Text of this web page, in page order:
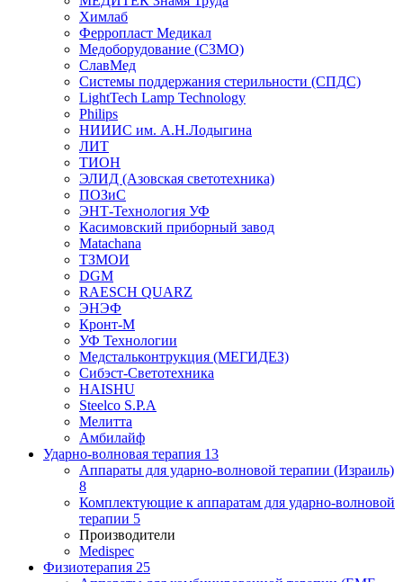
Химлаб
Ферропласт Медикал
Медоборудование (СЗМО)
СлавМед
Системы поддержания стерильности (СПДС)
LightTech Lamp Technology
Philips
НИИИС им. А.Н.Лодыгина
ЛИТ
ТИОН
ЭЛИД (Азовская светотехника)
ПОЗиС
ЭНТ-Технология УФ
Касимовский приборный завод
Matachana
ТЗМОИ
DGM
RAESCH QUARZ
ЭНЭФ
Кронт-М
УФ Технологии
Медстальконтрукция (МЕГИДЕЗ)
Сибэст-Светотехника
HAISHU
Steelco S.P.A
Мелитта
Амбилайф
Ударно-волновая терапия 13
Аппараты для ударно-волновой терапии (Израиль)
8
Комплектующие к аппаратам для ударно-волновой
терапии 5
Производители
Medispec
Физиотерапия 25